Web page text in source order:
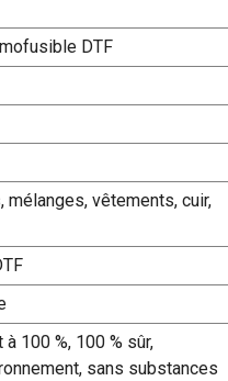
DTF
vêtements, cuir,
100 %, 100 % sûr,
sans substances